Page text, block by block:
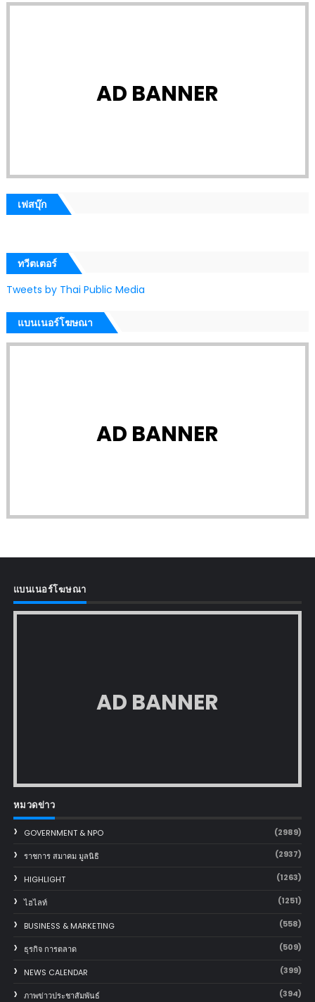
AD BANNER
เฟสบุ๊ก
ทวีตเตอร์
Tweets by Thai Public Media
แบนเนอร์โฆษณา
AD BANNER
แบนเนอร์โฆษณา
AD BANNER
หมวดข่าว
GOVERNMENT & NPO (2989)
ราชการ สมาคม มูลนิธิ (2937)
HIGHLIGHT (1263)
ไฮไลท์ (1251)
BUSINESS & MARKETING (558)
ธุรกิจ การตลาด (509)
NEWS CALENDAR (399)
ภาพข่าวประชาสัมพันธ์ (394)